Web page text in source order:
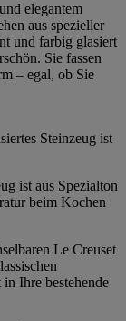
elegantem
aus spezieller
und farbig glasiert
Sie fassen
– egal, ob Sie
Steinzeug ist
ist aus Spezialton
beim Kochen
Le Creuset
Ihre bestehende